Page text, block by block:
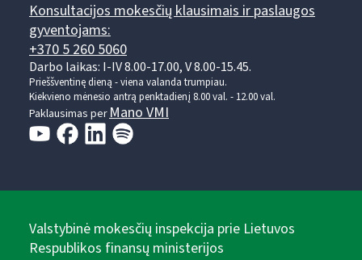
Konsultacijos mokesčių klausimais ir paslaugos
gyventojams:
+370 5 260 5060
Darbo laikas: I-IV 8.00-17.00, V 8.00-15.45.
Prieššventinę dieną - viena valanda trumpiau.
Kiekvieno mėnesio antrą penktadienį 8.00 val. - 12.00 val.
Paklausimas perMano VMI
Valstybinė mokesčių inspekcija prie Lietuvos
Respublikos finansų ministerijos